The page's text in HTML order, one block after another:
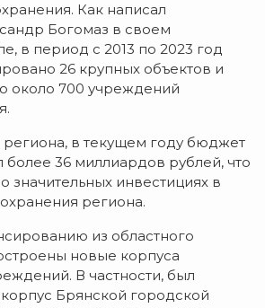
Как написал
Богомаз в своем
в период с 2013 по 2023 год
26 крупных объектов и
около 700 учреждений
в текущем году бюджет
более 36 миллиардов рублей, что
значительных инвестициях в
региона.
из областного
новые корпуса
В частности, был
Брянской городской